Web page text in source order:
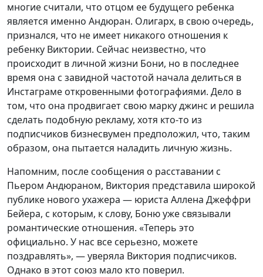
многие считали, что отцом ее будущего ребенка
является именно Андюран. Олигарх, в свою очередь,
признался, что не имеет никакого отношения к
ребенку Виктории. Сейчас неизвестно, что
происходит в личной жизни Бони, но в последнее
время она с завидной частотой начала делиться в
Инстаграме откровенными фотографиями. Дело в
том, что она продвигает свою марку джинс и решила
сделать подобную рекламу, хотя кто-то из
подписчиков бизнесвумен предположил, что, таким
образом, она пытается наладить личную жизнь.
Напомним, после сообщения о расставании с
Пьером Андюраном, Виктория представила широкой
публике нового ухажера — юриста Аллена Джеффри
Бейера, с которым, к слову, Боню уже связывали
романтические отношения. «Теперь это
официально. У нас все серьезно, можете
поздравлять», — уверяла Виктория подписчиков.
Однако в этот союз мало кто поверил.